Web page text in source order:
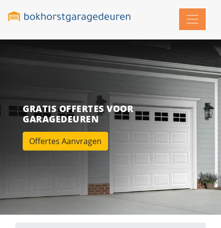
GRATIS OFFERTES VOOR
GARAGEDEUREN
Offertes Aanvragen